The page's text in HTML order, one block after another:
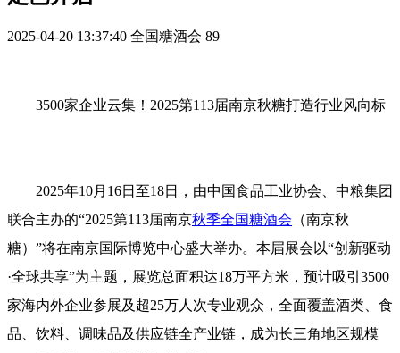
2025-04-20 13:37:40 全国糖酒会 89
3500家企业云集！2025第113届南京秋糖打造行业风向标
2025年10月16日至18日‌，由中国食品工业协会、中粮集团
联合主办的‌“2025第113届南京秋季全国糖酒会 （南京秋
糖）”‌将在南京国际博览中心盛大举办。本届展会以‌“创新驱动
·全球共享”‌为主题，展览总面积达‌18万平方米‌，预计吸引‌3500
家‌海内外企业参展及超‌25万‌人次专业观众，全面覆盖酒类、食
品、饮料、调味品及供应链全产业链，成为长三角地区规模